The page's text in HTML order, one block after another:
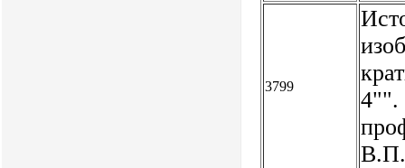
3799
4"".